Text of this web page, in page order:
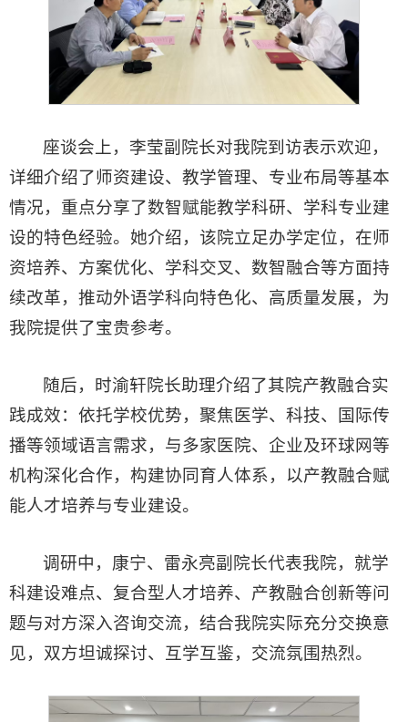
座谈会上，李莹副院长对我院到访表示欢迎，
详细介绍了师资建设、教学管理、专业布局等基本
情况，重点分享了数智赋能教学科研、学科专业建
设的特色经验。她介绍，该院立足办学定位，在师
资培养、方案优化、学科交叉、数智融合等方面持
续改革，推动外语学科向特色化、高质量发展，为
我院提供了宝贵参考。
随后，时渝轩院长助理介绍了其院产教融合实
践成效：依托学校优势，聚焦医学、科技、国际传
播等领域语言需求，与多家医院、企业及环球网等
机构深化合作，构建协同育人体系，以产教融合赋
能人才培养与专业建设。
调研中，康宁、雷永亮副院长代表我院，就学
科建设难点、复合型人才培养、产教融合创新等问
题与对方深入咨询交流，结合我院实际充分交换意
见，双方坦诚探讨、互学互鉴，交流氛围热烈。